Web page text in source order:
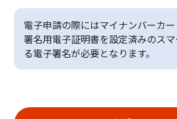
電子申請の際にはマイナンバーカ
署名用電子証明書を設定済みのス
る電子署名が必要となります。